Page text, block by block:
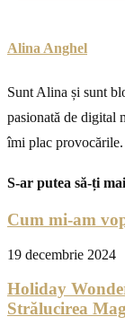
Alina Anghel
Sunt Alina și sunt
pasionată de digital
îmi plac provocările.
S-ar putea să-ți
Cum mi-am
19 decembrie 2024
Holiday
Strălucirea